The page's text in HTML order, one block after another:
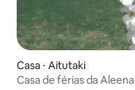
Casa ⋅ Aitutaki
Casa de férias da Aleena